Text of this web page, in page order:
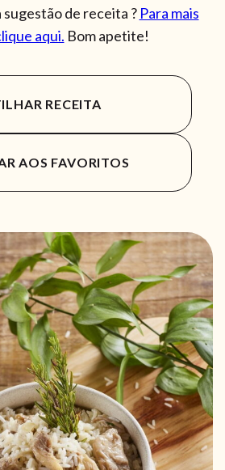
sugestão de receita ? Para mais
aqui. Bom apetite!
RECEITA
AOS FAVORITOS